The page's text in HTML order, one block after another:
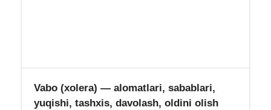
Vabo (xolera) — alomatlari, sabablari,
yuqishi, tashxis, davolash, oldini olish